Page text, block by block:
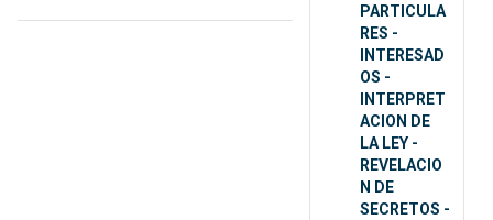
PARTICULA
RES -
INTERESAD
OS -
INTERPRET
ACION DE
LA LEY -
REVELACIO
N DE
SECRETOS -